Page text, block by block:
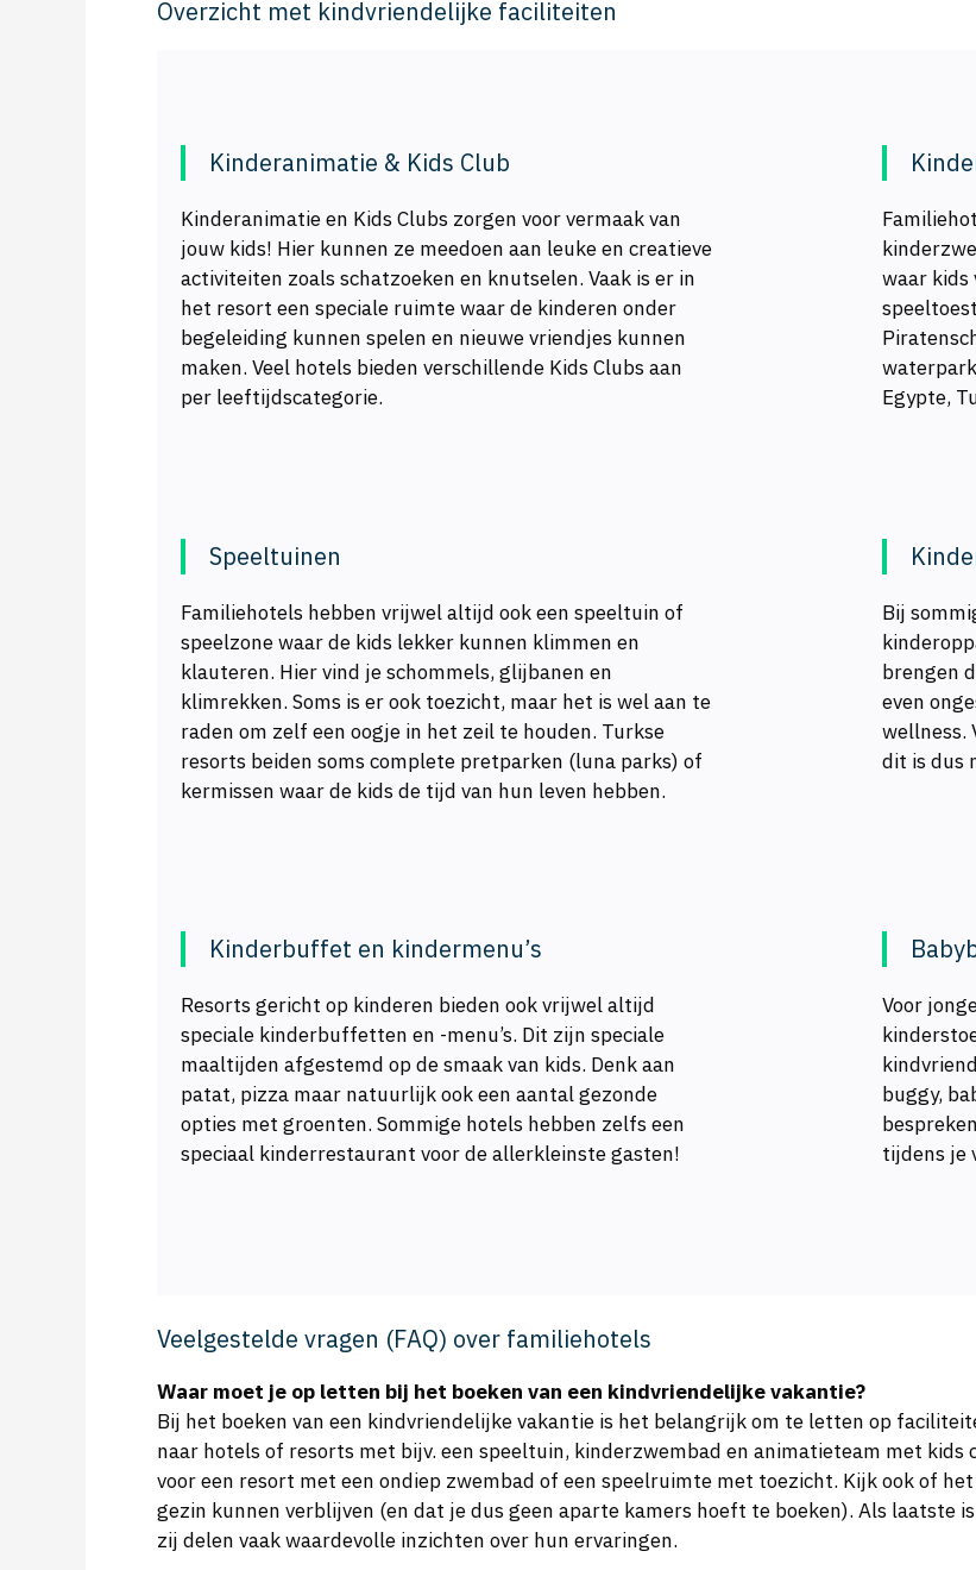
Overzicht met kindvriendelijke faciliteiten
Kinderanimatie & Kids Club
Kinderanimatie en Kids Clubs zorgen voor vermaak van
jouw kids! Hier kunnen ze meedoen aan leuke en creatieve
activiteiten zoals schatzoeken en knutselen. Vaak is er in
het resort een speciale ruimte waar de kinderen onder
begeleiding kunnen spelen en nieuwe vriendjes kunnen
maken. Veel hotels bieden verschillende Kids Clubs aan
per leeftijdscategorie.
waar kids
Egypte,
Speeltuinen
Familiehotels hebben vrijwel altijd ook een speeltuin of
speelzone waar de kids lekker kunnen klimmen en
klauteren. Hier vind je schommels, glijbanen en
klimrekken. Soms is er ook toezicht, maar het is wel aan te
raden om zelf een oogje in het zeil te houden. Turkse
resorts beiden soms complete pretparken (luna parks) of
kermissen waar de kids de tijd van hun leven hebben.
Bij
brengen
even
wellness.
dit is dus
Kinderbuffet en kindermenu’s
Resorts gericht op kinderen bieden ook vrijwel altijd
speciale kinderbuffetten en -menu’s. Dit zijn speciale
maaltijden afgestemd op de smaak van kids. Denk aan
patat, pizza maar natuurlijk ook een aantal gezonde
opties met groenten. Sommige hotels hebben zelfs een
speciaal kinderrestaurant voor de allerkleinste gasten!
Voor
buggy,
tijdens je
Veelgestelde vragen (FAQ) over familiehotels
Waar moet je op letten bij het boeken van een kindvriendelijke vakantie?
Bij het boeken van een kindvriendelijke vakantie is het belangrijk om te letten op
naar hotels of resorts met bijv. een speeltuin, kinderzwembad en animatieteam met
voor een resort met een ondiep zwembad of een speelruimte met toezicht. Kijk ook of
gezin kunnen verblijven (en dat je dus geen aparte kamers hoeft te boeken). Als laatste
zij delen vaak waardevolle inzichten over hun ervaringen.